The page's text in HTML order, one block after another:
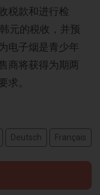
税款和进行检
元的税收，并预
电子烟是青少年
商将获得为期两
求。
Deutsch Français